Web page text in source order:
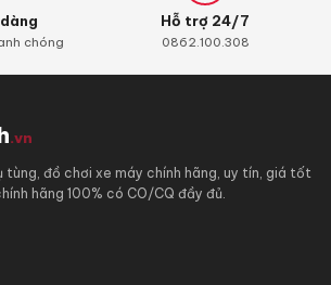
chóng
Hỗ trợ 24/7
0862.100.308
.vn
tùng, đồ chơi xe máy chính hãng, uy tín, giá tốt
hãng 100% có CO/CQ đầy đủ.